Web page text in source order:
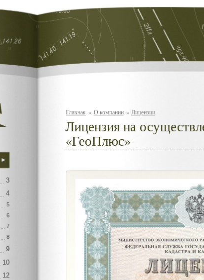
3
4
5
6
7
8
9
10
12
Главная » О компании » Лицензии
Лицензия на
«ГеоПлюс»